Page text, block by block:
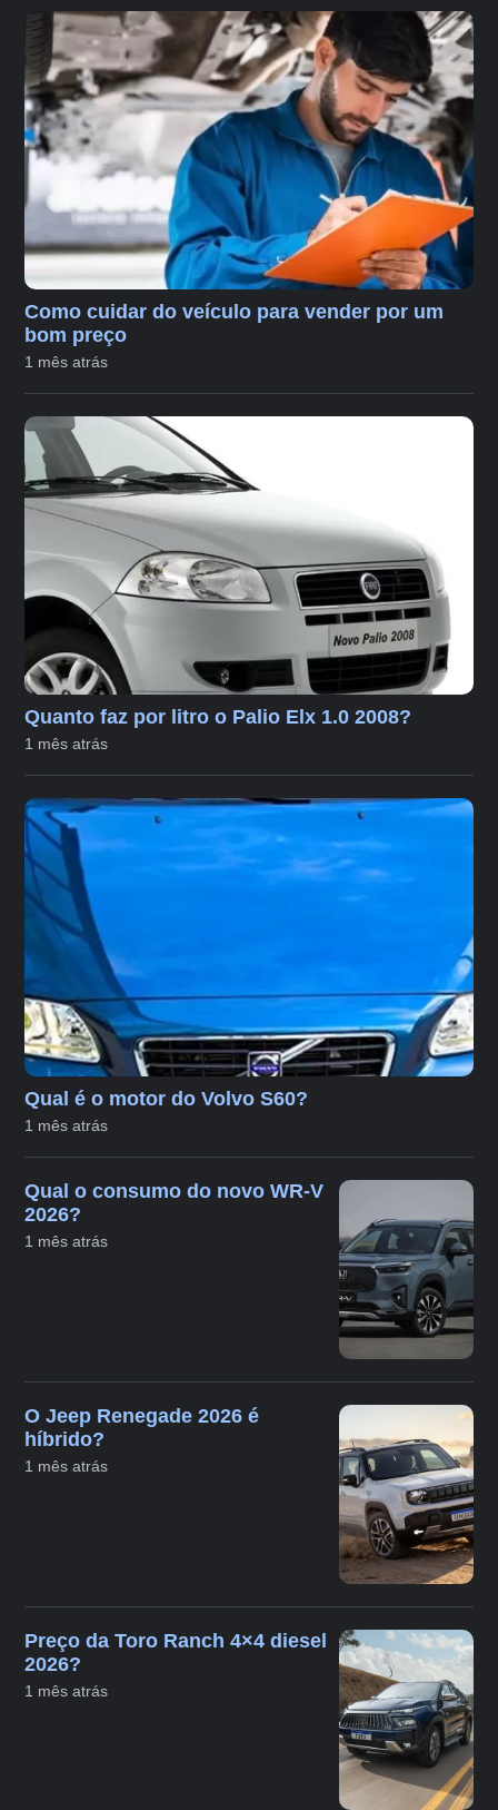
Como cuidar do veículo para vender por um
bom preço
1 mês atrás
Quanto faz por litro o Palio Elx 1.0 2008?
1 mês atrás
Qual é o motor do Volvo S60?
1 mês atrás
Qual o consumo do novo WR-V
2026?
1 mês atrás
O Jeep Renegade 2026 é
híbrido?
1 mês atrás
Preço da Toro Ranch 4×4 diesel
2026?
1 mês atrás